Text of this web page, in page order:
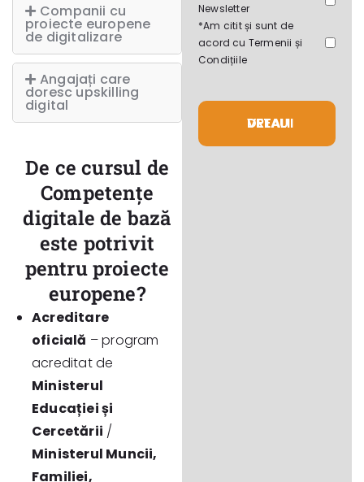
Companii cu
proiecte europene
de digitalizare
Angajați care
doresc upskilling
digital
De ce cursul de
Competențe
digitale de bază
este potrivit
pentru proiecte
europene?
Acreditare
oficială – program
acreditat de
Ministerul
Educației și
Cercetării /
Ministerul Muncii,
Familiei,
Newsletter
*Am citit și sunt de
acord cu Termenii și
Condițiile
VREAU DETALII